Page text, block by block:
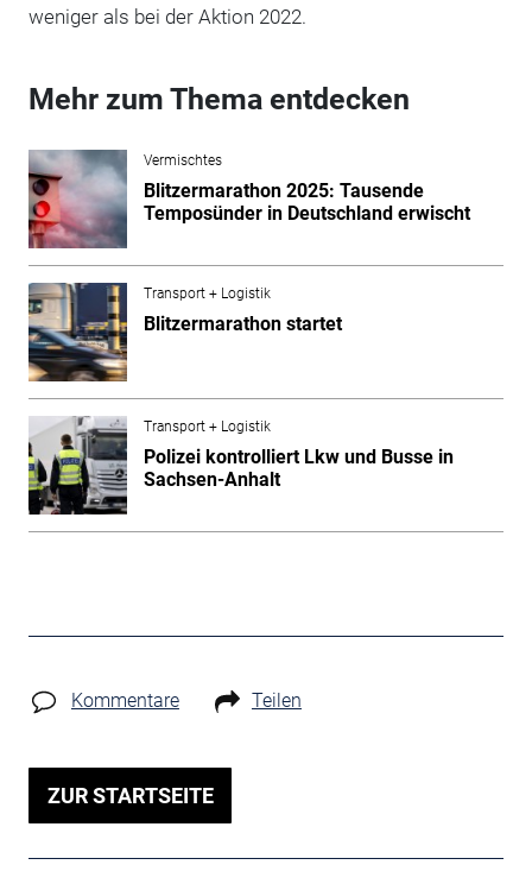
weniger als bei der Aktion 2022.
Mehr zum Thema entdecken
Vermischtes
Blitzermarathon 2025: Tausende
Temposünder in Deutschland erwischt
Transport + Logistik
Blitzermarathon startet
Transport + Logistik
Polizei kontrolliert Lkw und Busse in
Sachsen-Anhalt
Kommentare Teilen
ZUR STARTSEITE